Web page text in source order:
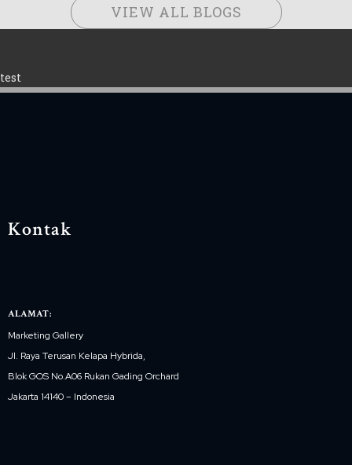
VIEW ALL BLOGS
test
Kontak
ALAMAT:
Marketing Gallery
Jl. Raya Terusan Kelapa Hybrida,
Blok GOS No.A06 Rukan Gading Orchard
Jakarta 14140 – Indonesia